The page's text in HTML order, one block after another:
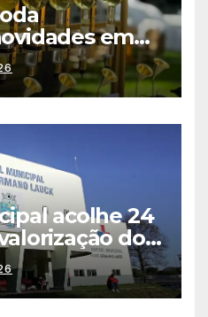
em
para
festas de
acolhe 24
dos
institui mesa
negociação